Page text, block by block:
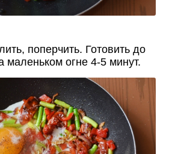
поперчить. Готовить до
маленьком огне 4-5 минут.